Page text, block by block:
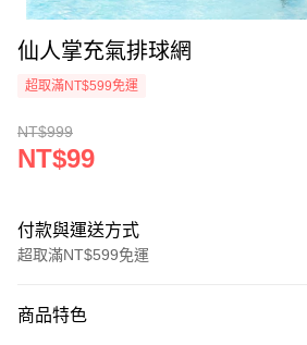
仙人掌充氣排球網
超取滿NT$599免運
NT$999
NT$99
付款與運送方式
超取滿NT$599免運
信用卡一次付款
商品特色